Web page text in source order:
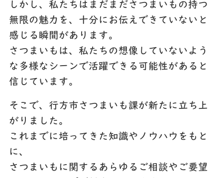
しかし、私たちはまだまださつまいもの持つ
無限の魅力を、十分にお伝えできていないと
感じる瞬間があります。
さつまいもは、私たちの想像していないよう
な多様なシーンで活躍できる可能性があると
信じています。
そこで、行方市さつまいも課が新たに立ち上
がりました。
これまでに培ってきた知識やノウハウをもと
に、
さつまいもに関するあらゆるご相談やご要望